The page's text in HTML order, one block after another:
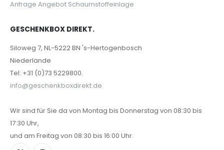
Anfrage Angebot Schaumstoffeinlage
GESCHENKBOX DIREKT.
Siloweg 7, NL-5222 BN 's-Hertogenbosch
Niederlande
Tel: +31 (0)73 5229800.
info@geschenkboxdirekt.de
Wir sind für Sie da von Montag bis Donnerstag von 08:30 bis
17:30 Uhr,
und am Freitag von 08:30 bis 16:00 Uhr.